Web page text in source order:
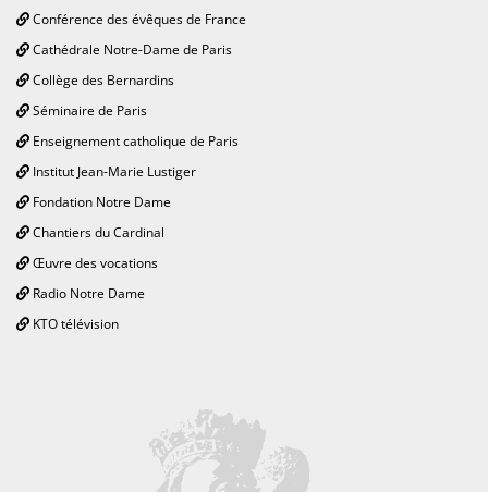
Conférence des évêques de France
Cathédrale Notre-Dame de Paris
Collège des Bernardins
Séminaire de Paris
Enseignement catholique de Paris
Institut Jean-Marie Lustiger
Fondation Notre Dame
Chantiers du Cardinal
Œuvre des vocations
Radio Notre Dame
KTO télévision